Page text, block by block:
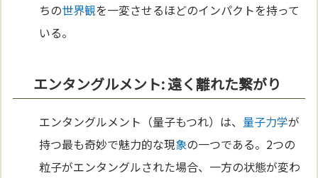
ちの世界観を一変させるほどのインパクトを持って
いる。
エンタングルメント: 遠く離れた繋がり
エンタングルメント（量子もつれ）は、 量子力学が
持つ最も奇妙で魅力的な現象の一つである。2つの
粒子がエンタングルされた場合、一方の状態が変わ